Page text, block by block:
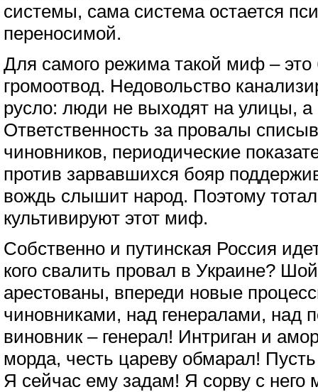
системы, сама система остается
переносимой.
Для самого режима такой миф – это
громоотвод. Недовольство
русло: люди не выходят на улицы,
Ответственность за провалы
чиновников, периодические
против зарвавшихся бояр
вождь слышит народ. Поэтому
культивируют этот миф.
Собственно и путинская Россия
кого свалить провал в Украине?
арестованы, впереди новые
чиновниками, над генералами, над
виновник – генерал! Интриган и
морда, честь цареву обмарал!
Я сейчас ему задам! Я сорву с него